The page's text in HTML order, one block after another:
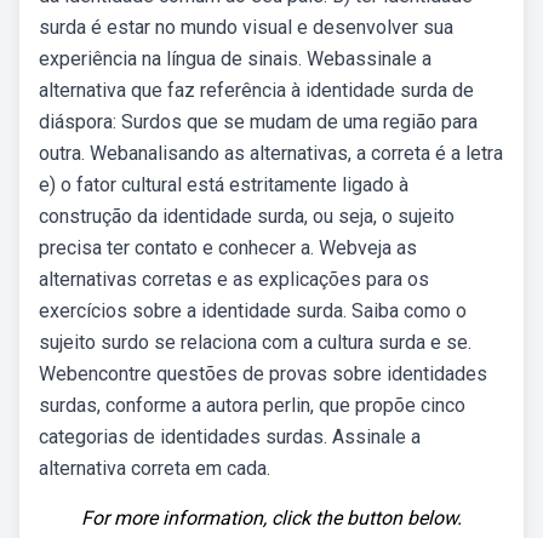
surda é estar no mundo visual e desenvolver sua
experiência na língua de sinais. Webassinale a
alternativa que faz referência à identidade surda de
diáspora: Surdos que se mudam de uma região para
outra. Webanalisando as alternativas, a correta é a letra
e) o fator cultural está estritamente ligado à
construção da identidade surda, ou seja, o sujeito
precisa ter contato e conhecer a. Webveja as
alternativas corretas e as explicações para os
exercícios sobre a identidade surda. Saiba como o
sujeito surdo se relaciona com a cultura surda e se.
Webencontre questões de provas sobre identidades
surdas, conforme a autora perlin, que propõe cinco
categorias de identidades surdas. Assinale a
alternativa correta em cada.
For more information, click the button below.